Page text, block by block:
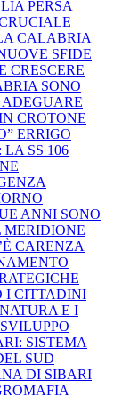
PERSA
CALABRIA
SFIDE
CRESCERE
SONO
CROTONE
ERRIGO
LA SS 106
ANNI SONO
MERIDIONE
CARENZA
I CITTADINI
E I
SISTEMA
SUD
DI SIBARI